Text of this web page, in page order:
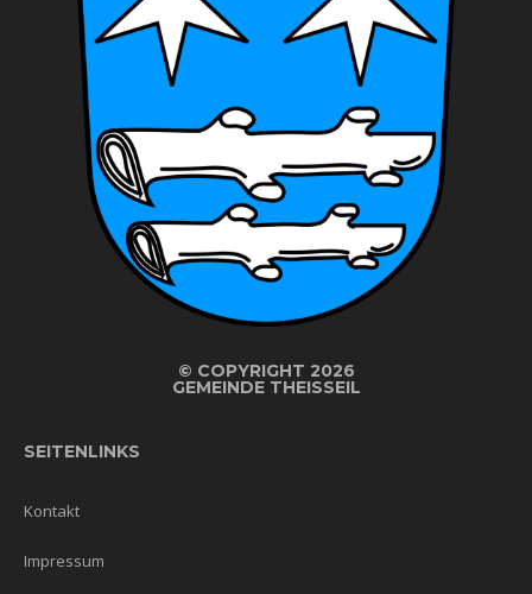
© COPYRIGHT 2026
GEMEINDE THEISSEIL
SEITENLINKS
Kontakt
Impressum